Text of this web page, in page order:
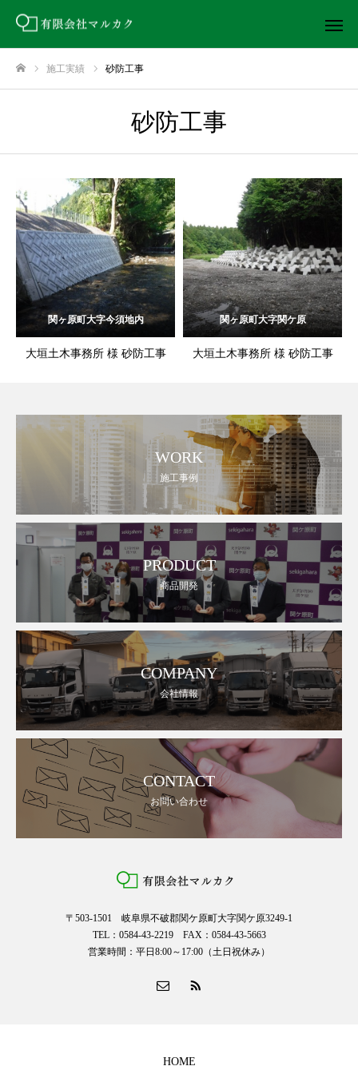
施工実績 砂防工事
砂防工事
関ヶ原町大字今須地内
大垣土木事務所 様 砂防工事
関ヶ原町大字関ケ原
大垣土木事務所 様 砂防工事
WORK
施工事例
PRODUCT
商品開発
COMPANY
会社情報
CONTACT
お問い合わせ
〒503-1501 岐阜県不破郡関ケ原町大字関ケ原3249-1
TEL：0584-43-2219 FAX：0584-43-5663
営業時間：平日8:00～17:00（土日祝休み）
HOME